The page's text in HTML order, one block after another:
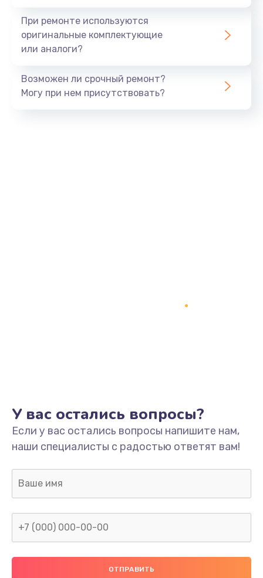
При ремонте используются
оригинальные комплектующие
или аналоги?
Возможен ли срочный ремонт?
Могу при нем присутствовать?
У вас остались вопросы?
Если у вас остались вопросы напишите нам,
наши специалисты с радостью ответят вам!